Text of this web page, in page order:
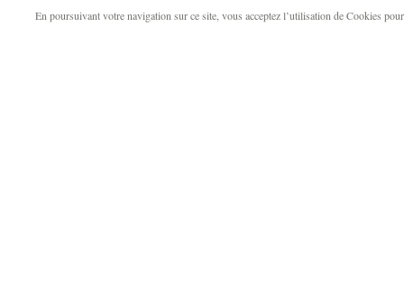
En poursuivant votre navigation sur ce site, vous acceptez l’utilisation de Cookies